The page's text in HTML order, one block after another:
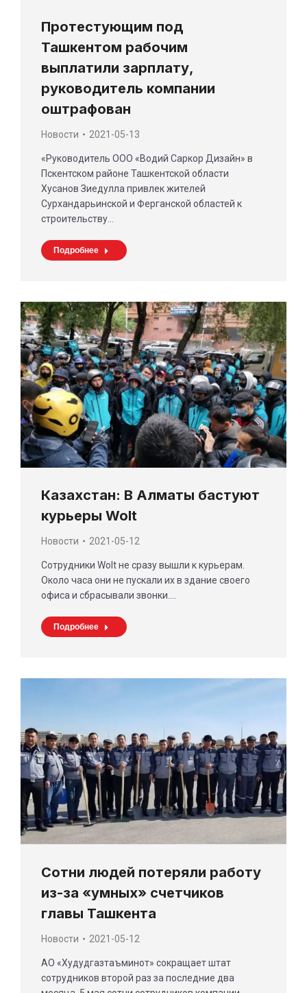
Протестующим под
Ташкентом рабочим
выплатили зарплату,
руководитель компании
оштрафован
Новости 2021-05-13
«Руководитель ООО «Водий Саркор Дизайн» в
Пскентском районе Ташкентской области
Хусанов Зиедулла привлек жителей
Сурхандарьинской и Ферганской областей к
строительству…
Подробнее
Казахстан: В Алматы бастуют
курьеры Wolt
Новости 2021-05-12
Сотрудники Wolt не сразу вышли к курьерам.
Около часа они не пускали их в здание своего
офиса и сбрасывали звонки.…
Подробнее
Сотни людей потеряли работу
из-за «умных» счетчиков
главы Ташкента
Новости 2021-05-12
АО «Худудгазтаъминот» сокращает штат
сотрудников второй раз за последние два